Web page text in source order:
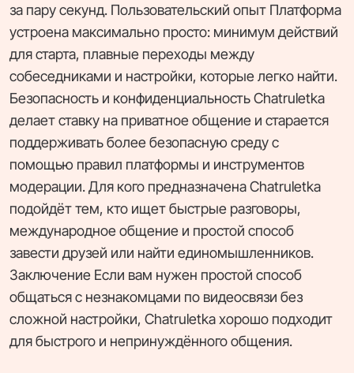
за пару секунд. Пользовательский опыт Платформа
устроена максимально просто: минимум действий
для старта, плавные переходы между
собеседниками и настройки, которые легко найти.
Безопасность и конфиденциальность Chatruletka
делает ставку на приватное общение и старается
поддерживать более безопасную среду с
помощью правил платформы и инструментов
модерации. Для кого предназначена Chatruletka
подойдёт тем, кто ищет быстрые разговоры,
международное общение и простой способ
завести друзей или найти единомышленников.
Заключение Если вам нужен простой способ
общаться с незнакомцами по видеосвязи без
сложной настройки, Chatruletka хорошо подходит
для быстрого и непринуждённого общения.